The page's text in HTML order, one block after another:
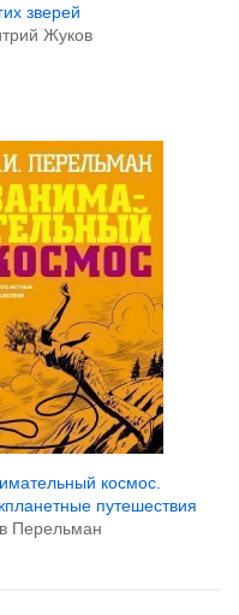
зверей
Жуков
космос.
путешествия
Перельман